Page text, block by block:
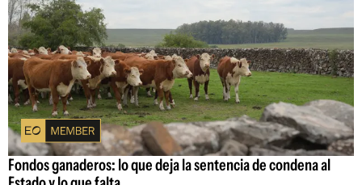
Fondos ganaderos: lo que deja la sentencia de condena al